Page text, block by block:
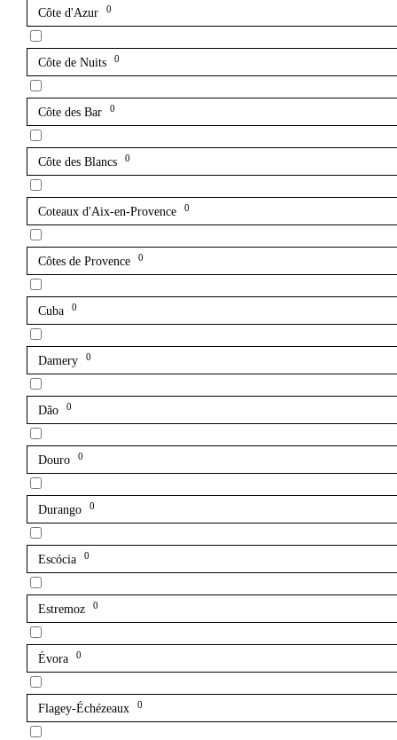
Côte d'Azur 0
Côte de Nuits 0
Côte des Bar 0
Côte des Blancs 0
Coteaux d'Aix-en-Provence 0
Côtes de Provence 0
Cuba 0
Damery 0
Dão 0
Douro 0
Durango 0
Escócia 0
Estremoz 0
Évora 0
Flagey-Échézeaux 0